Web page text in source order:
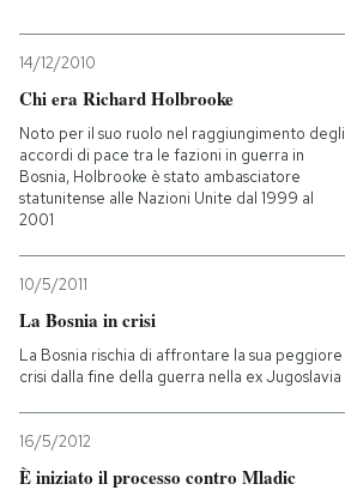
14/12/2010
Chi era Richard Holbrooke
Noto per il suo ruolo nel raggiungimento degli
accordi di pace tra le fazioni in guerra in
Bosnia, Holbrooke è stato ambasciatore
statunitense alle Nazioni Unite dal 1999 al
2001
10/5/2011
La Bosnia in crisi
La Bosnia rischia di affrontare la sua peggiore
crisi dalla fine della guerra nella ex Jugoslavia
16/5/2012
È iniziato il processo contro Mladic